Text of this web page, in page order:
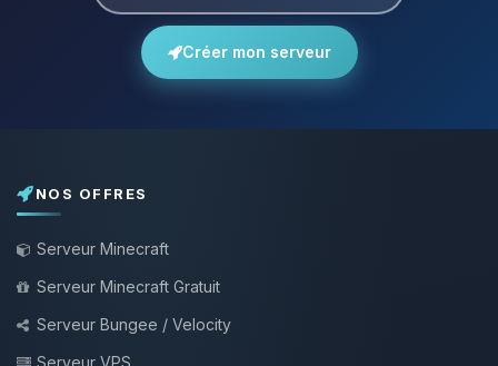
Créer mon serveur
NOS OFFRES
Serveur Minecraft
Serveur Minecraft Gratuit
Serveur Bungee / Velocity
Serveur VPS